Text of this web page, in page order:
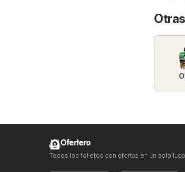
Ofertero
Todos los folletos con ofertas en un solo